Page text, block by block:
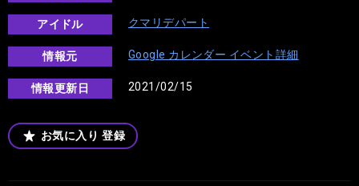
アイドル クマリデパート
情報元 Google カレンダー イベント詳細
情報更新日 2021/02/15
お気に入り 登録